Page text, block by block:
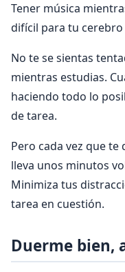
Tener música
difícil para tu
No te se sientas
mientras estudias.
haciendo todo lo
de tarea.
Pero cada vez que
lleva unos minutos
Minimiza tus
tarea en cuestión.
Duerme bien,